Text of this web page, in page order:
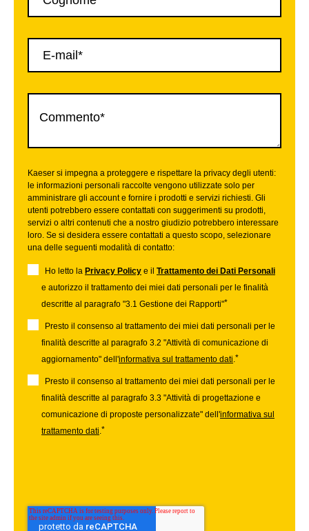
Kaeser si impegna a proteggere e rispettare la privacy degli utenti:
le informazioni personali raccolte vengono utilizzate solo per
amministrare gli account e fornire i prodotti e servizi richiesti. Gli
utenti potrebbero essere contattati con suggerimenti su prodotti,
servizi o altri contenuti che a nostro giudizio potrebbero interessare
loro. Se si desidera essere contattati a questo scopo, selezionare
una delle seguenti modalità di contatto:
Ho letto la Privacy Policy e il Trattamento dei Dati Personali
e autorizzo il trattamento dei miei dati personali per le finalità
descritte al paragrafo "3.1 Gestione dei Rapporti"*
Presto il consenso al trattamento dei miei dati personali per le
finalità descritte al paragrafo 3.2 "Attività di comunicazione di
aggiornamento" dell'informativa sul trattamento dati.*
Presto il consenso al trattamento dei miei dati personali per le
finalità descritte al paragrafo 3.3 "Attività di progettazione e
comunicazione di proposte personalizzate" dell'informativa sul
trattamento dati.*